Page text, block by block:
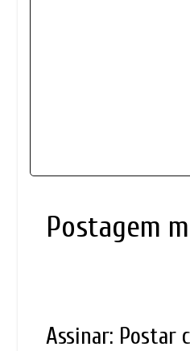
Postagem
Assinar: Postar